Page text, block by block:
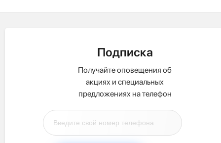
Подписка
Получайте оповещения об
акциях и специальных
предложениях на телефон